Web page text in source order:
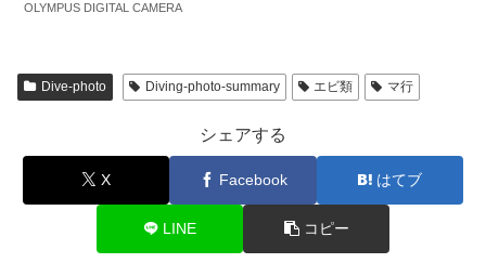
OLYMPUS DIGITAL CAMERA
Dive-photo Diving-photo-summary エビ類 マ行
シェアする
X Facebook はてブ
LINE コピー